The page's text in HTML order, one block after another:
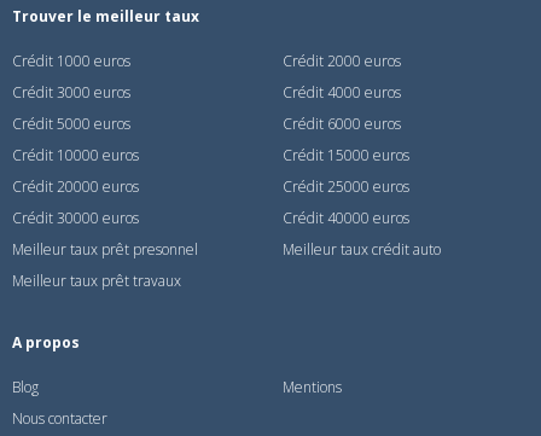
Trouver le meilleur taux
Crédit 1000 euros
Crédit 2000 euros
Crédit 3000 euros
Crédit 4000 euros
Crédit 5000 euros
Crédit 6000 euros
Crédit 10000 euros
Crédit 15000 euros
Crédit 20000 euros
Crédit 25000 euros
Crédit 30000 euros
Crédit 40000 euros
Meilleur taux prêt presonnel
Meilleur taux crédit auto
Meilleur taux prêt travaux
A propos
Blog
Mentions
Nous contacter